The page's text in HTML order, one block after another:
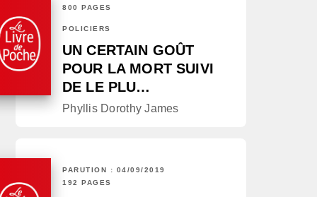
800 PAGES
POLICIERS
UN CERTAIN GOÛT
POUR LA MORT SUIVI
DE LE PLU…
Phyllis Dorothy James
PARUTION : 04/09/2019
192 PAGES